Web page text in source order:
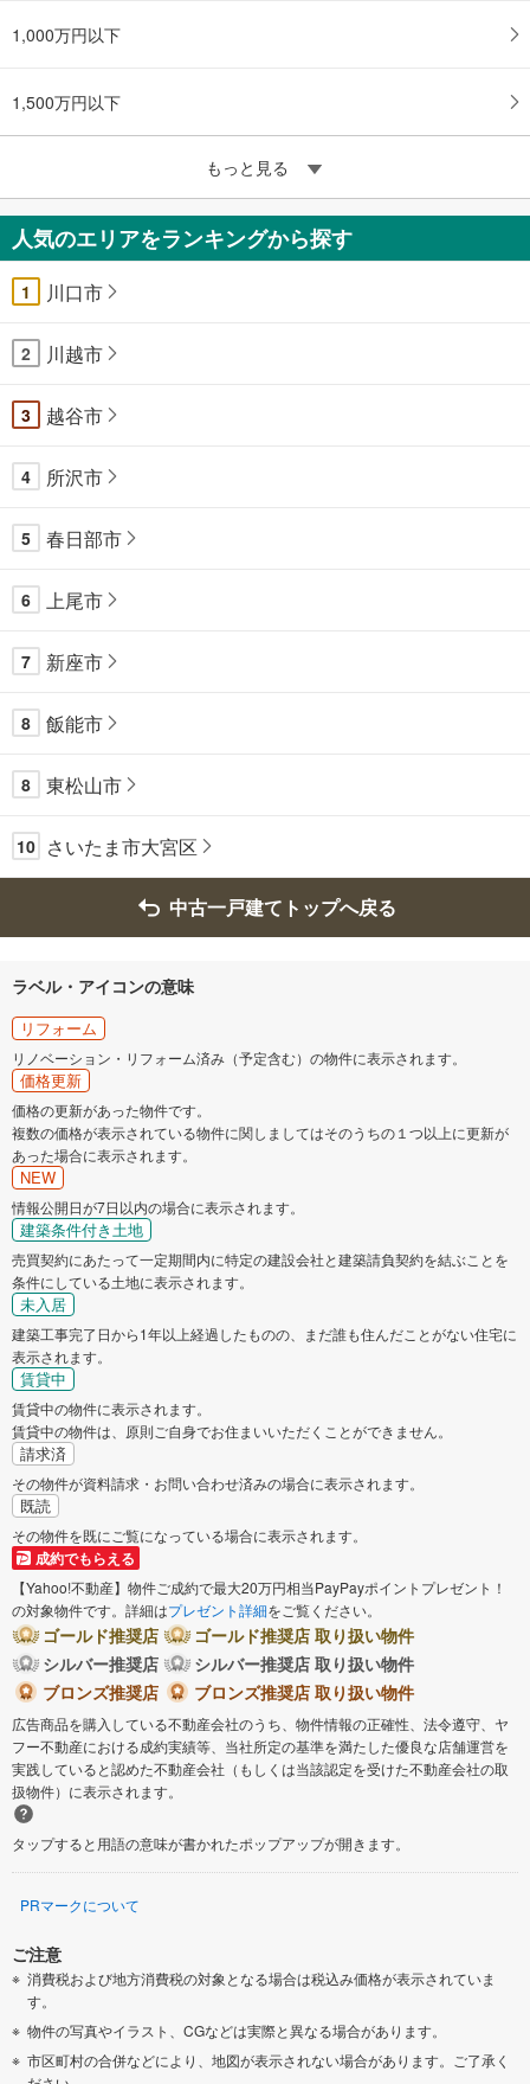
1,000万円以下
1,500万円以下
もっと見る
人気のエリアをランキングから探す
1 川口市
2 川越市
3 越谷市
4 所沢市
5 春日部市
6 上尾市
7 新座市
8 飯能市
8 東松山市
10 さいたま市大宮区
中古一戸建てトップへ戻る
ラベル・アイコンの意味
リフォーム
リノベーション・リフォーム済み（予定含む）の物件に表示されます。
価格更新
価格の更新があった物件です。
複数の価格が表示されている物件に関しましてはそのうちの１つ以上に更新が
あった場合に表示されます。
NEW
情報公開日が7日以内の場合に表示されます。
建築条件付き土地
売買契約にあたって一定期間内に特定の建設会社と建築請負契約を結ぶことを
条件にしている土地に表示されます。
未入居
建築工事完了日から1年以上経過したものの、まだ誰も住んだことがない住宅に
表示されます。
賃貸中
賃貸中の物件に表示されます。
賃貸中の物件は、原則ご自身でお住まいいただくことができません。
請求済
その物件が資料請求・お問い合わせ済みの場合に表示されます。
既読
その物件を既にご覧になっている場合に表示されます。
成約でもらえる
【Yahoo!不動産】物件ご成約で最大20万円相当PayPayポイントプレゼント！
の対象物件です。詳細はプレゼント詳細をご覧ください。
ゴールド推奨店
ゴールド推奨店 取り扱い物件
シルバー推奨店
シルバー推奨店 取り扱い物件
ブロンズ推奨店
ブロンズ推奨店 取り扱い物件
広告商品を購入している不動産会社のうち、物件情報の正確性、法令遵守、ヤ
フー不動産における成約実績等、当社所定の基準を満たした優良な店舗運営を
実践していると認めた不動産会社（もしくは当該認定を受けた不動産会社の取
扱物件）に表示されます。
タップすると用語の意味が書かれたポップアップが開きます。
PRマークについて
ご注意
消費税および地方消費税の対象となる場合は税込み価格が表示されていま
す。
物件の写真やイラスト、CGなどは実際と異なる場合があります。
市区町村の合併などにより、地図が表示されない場合があります。ご了承く